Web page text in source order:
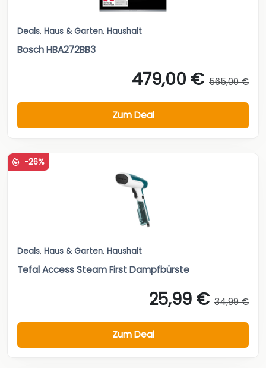
Deals, Haus & Garten, Haushalt
Bosch HBA272BB3
479,00 € 565,00 €
Zum Deal
-26%
Deals, Haus & Garten, Haushalt
Tefal Access Steam First Dampfbürste
25,99 € 34,99 €
Zum Deal